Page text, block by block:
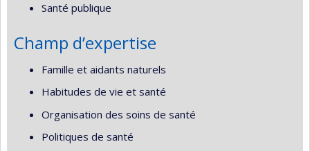
Santé publique
Champ d’expertise
Famille et aidants naturels
Habitudes de vie et santé
Organisation des soins de santé
Politiques de santé